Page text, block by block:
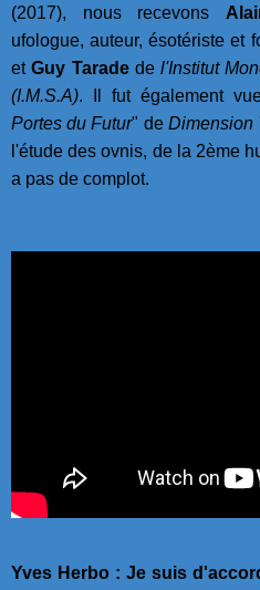
(2017), nous recevons
ufologue, auteur, ésotériste et
etGuy Taradede l'Institut
(I.M.S.A). Il fut également
Portes du Futur" de Dimension
l'étude des ovnis, de la 2ème
a pas de complot.
Yves Herbo : Je suis